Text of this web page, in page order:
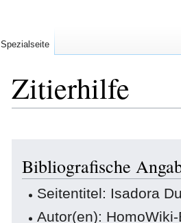
Zitierhilfe
Navigation
springen
Suche
springen
Bibliografische
Seitentitel: Isadora
Autor(en):
Spezialseite